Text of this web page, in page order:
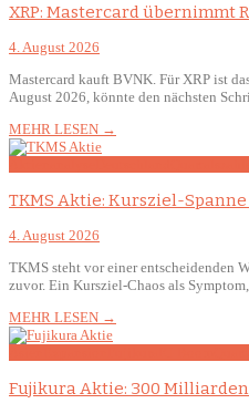
XRP: Mastercard übernimmt
4. August 2026
Mastercard kauft BVNK. Für XRP ist
August 2026, könnte den nächsten
MEHR LESEN →
TKMS Aktie: Kursziel-Spanne
4. August 2026
TKMS steht vor einer entscheidenden
zuvor. Ein Kursziel-Chaos als
MEHR LESEN →
Fujikura Aktie: 300